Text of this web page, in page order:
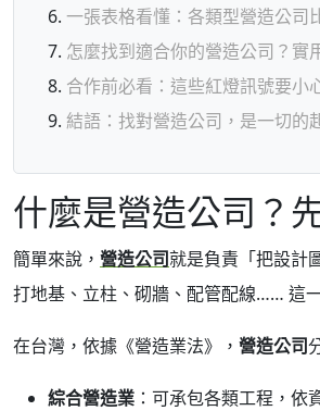
一張表格看懂：各類型營造公司
怎麼找到適合你的營造公司？實
合作前必看：這些紅燈訊號要小
結語：找對營造公司，是一切的
什麼是營造公司？
簡單來說， 營造公司就是負責「把設計
打地基、立柱、砌牆、配管配線…… 這
在台灣，依據《營造業法》， 營造公司
綜合營造業 ：可承包各類工程，依